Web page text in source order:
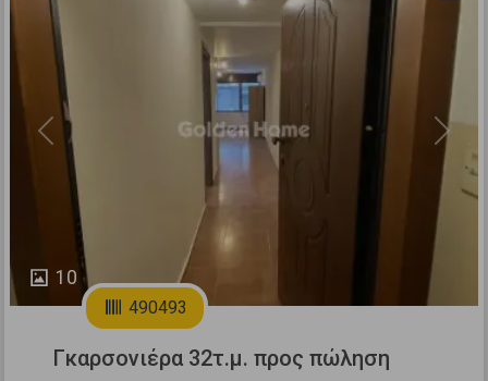
10
Previous Next
490493
Γκαρσονιέρα 32τ.μ. προς πώληση